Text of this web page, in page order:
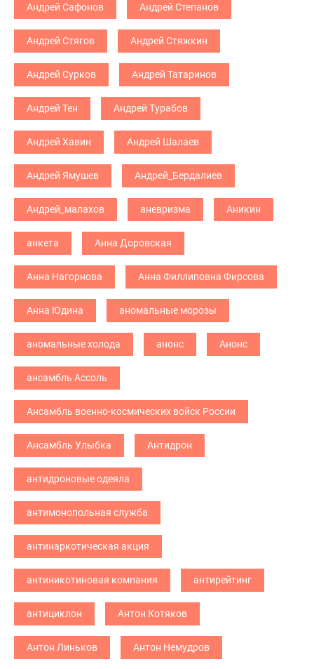
Андрей Сафонов Андрей Степанов
Андрей Стягов Андрей Стяжкин
Андрей Сурков Андрей Татаринов
Андрей Тен Андрей Турабов
Андрей Хавин Андрей Шалаев
Андрей Ямушев Андрей_Бердалиев
Андрей_малахов аневризма Аникин
анкета Анна Доровская
Анна Нагорнова Анна Филлиповна Фирсова
Анна Юдина аномальные морозы
аномальные холода анонс Анонс
ансамбль Ассоль
Ансамбль военно-космических войск России
Ансамбль Улыбка Антидрон
антидроновые одеяла
антимонопольная служба
антинаркотическая акция
антиникотиновая компания антирейтинг
антициклон Антон Котяков
Антон Линьков Антон Немудров